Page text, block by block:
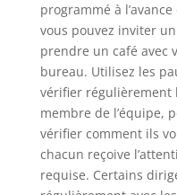
programmé à
vous pouvez inviter
prendre un café avec
bureau. Utilisez les
vérifier régulièrement
membre de l’équipe,
vérifier comment ils
chacun reçoive
requise. Certains